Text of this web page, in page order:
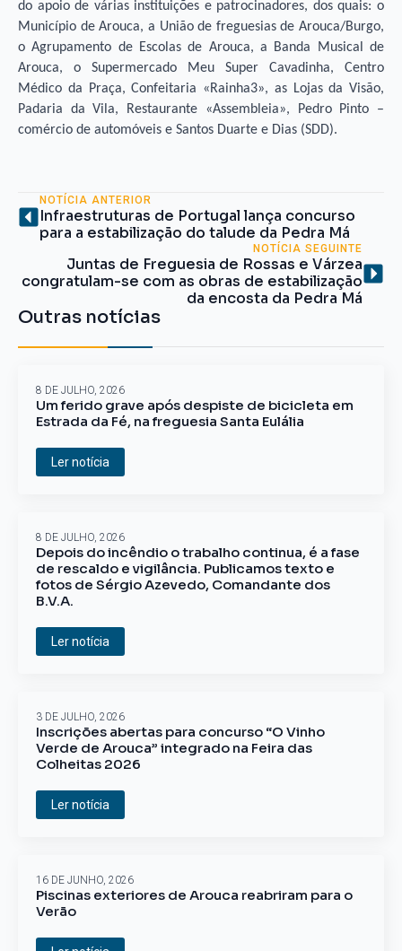
do apoio de várias instituições e patrocinadores, dos quais: o
Município de Arouca, a União de freguesias de Arouca/Burgo,
o Agrupamento de Escolas de Arouca, a Banda Musical de
Arouca, o Supermercado Meu Super Cavadinha, Centro
Médico da Praça, Confeitaria «Rainha3», as Lojas da Visão,
Padaria da Vila, Restaurante «Assembleia», Pedro Pinto –
comércio de automóveis e Santos Duarte e Dias (SDD).
NOTÍCIA ANTERIOR
Infraestruturas de Portugal lança concurso
para a estabilização do talude da Pedra Má
NOTÍCIA SEGUINTE
Juntas de Freguesia de Rossas e Várzea
congratulam-se com as obras de estabilização
da encosta da Pedra Má
Outras notícias
Um ferido grave após despiste de bicicleta em
Estrada da Fé, na freguesia Santa Eulália
8 DE JULHO, 2026
Ler notícia
Depois do incêndio o trabalho continua, é a fase
de rescaldo e vigilância. Publicamos texto e
fotos de Sérgio Azevedo, Comandante dos
B.V.A.
8 DE JULHO, 2026
Ler notícia
Inscrições abertas para concurso “O Vinho
Verde de Arouca” integrado na Feira das
Colheitas 2026
3 DE JULHO, 2026
Ler notícia
Piscinas exteriores de Arouca reabriram para o
Verão
16 DE JUNHO, 2026